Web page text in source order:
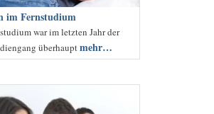
im Fernstudium
war im letzten Jahr der
überhauptmehr…